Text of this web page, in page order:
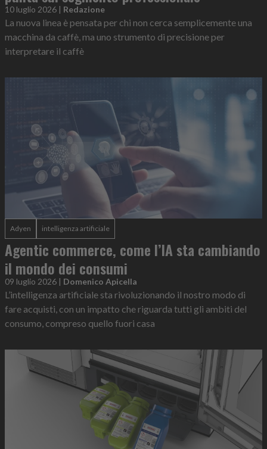
10 luglio 2026 | Redazione
La nuova linea è pensata per chi non cerca semplicemente una
macchina da caffè, ma uno strumento di precisione per
interpretare il caffè
Adyen intelligenza artificiale
Agentic commerce, come l’IA sta cambiando
il mondo dei consumi
09 luglio 2026 | Domenico Apicella
L’intelligenza artificiale sta rivoluzionando il nostro modo di
fare acquisti, con un impatto che riguarda tutti gli ambiti del
consumo, compreso quello fuori casa